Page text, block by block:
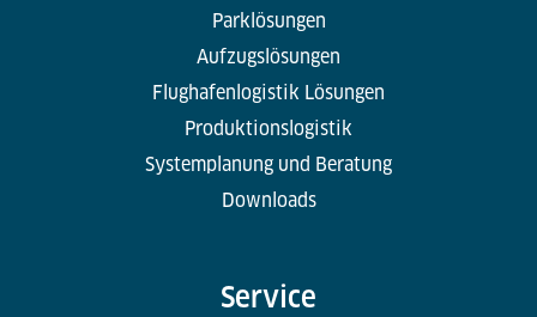
Parklösungen
Aufzugslösungen
Flughafenlogistik Lösungen
Produktionslogistik
Systemplanung und Beratung
Downloads
Service